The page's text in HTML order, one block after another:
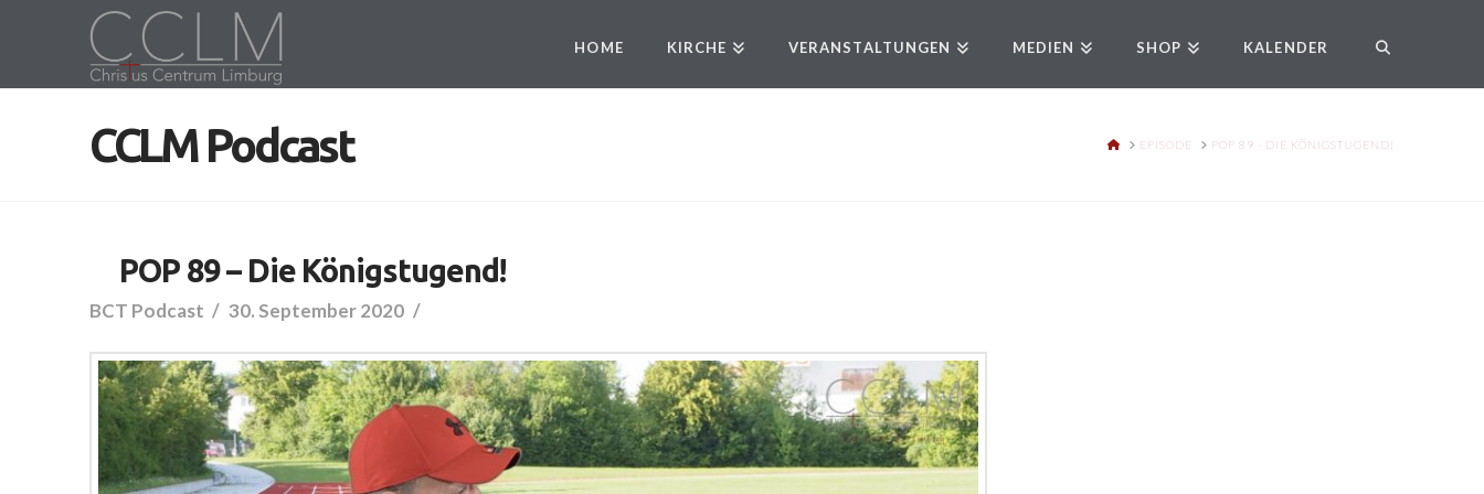
HOME KIRCHE VERANSTALTUNGEN MEDIEN SHOP KALENDER
CCLM Podcast HOMEEPISODE POP 89 - DIE KÖNIGSTUGEND!
POP 89 – Die Königstugend!
BCT Podcast 30. September 2020